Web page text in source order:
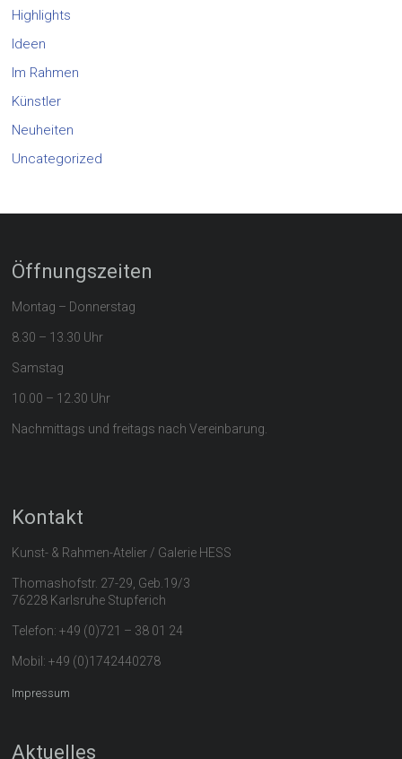
Highlights
Ideen
Im Rahmen
Künstler
Neuheiten
Uncategorized
Öffnungszeiten
Montag – Donnerstag
8.30 – 13.30 Uhr
Samstag
10.00 – 12.30 Uhr
Nachmittags und freitags nach Vereinbarung.
Kontakt
Kunst- & Rahmen-Atelier / Galerie HESS
Thomashofstr. 27-29, Geb.19/3
76228 Karlsruhe Stupferich
Telefon: +49 (0)721 – 38 01 24
Mobil: +49 (0)1742440278
Impressum
Aktuelles